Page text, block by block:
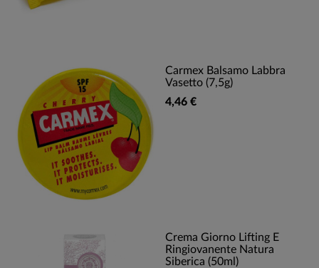
Carmex Balsamo Labbra
Vasetto (7,5g)
4,46 €
Crema Giorno Lifting E
Ringiovanente Natura
Siberica (50ml)